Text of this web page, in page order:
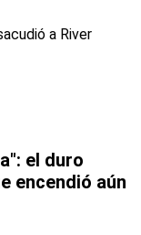
el duro
encendió aún